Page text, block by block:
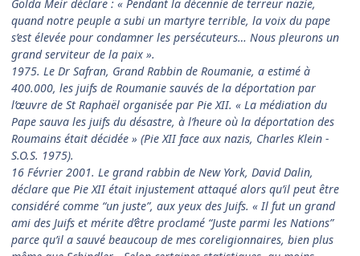
Golda Meir déclare : « Pendant la décennie de terreur nazie,
quand notre peuple a subi un martyre terrible, la voix du pape
s’est élevée pour condamner les persécuteurs… Nous pleurons un
grand serviteur de la paix ».
1975. Le Dr Safran, Grand Rabbin de Roumanie, a estimé à
400.000, les juifs de Roumanie sauvés de la déportation par
l’œuvre de St Raphaël organisée par Pie XII. « La médiation du
Pape sauva les juifs du désastre, à l’heure où la déportation des
Roumains était décidée » (Pie XII face aux nazis, Charles Klein -
S.O.S. 1975).
16 Février 2001. Le grand rabbin de New York, David Dalin,
déclare que Pie XII était injustement attaqué alors qu’il peut être
considéré comme “un juste”, aux yeux des Juifs. « Il fut un grand
ami des Juifs et mérite d’être proclamé “Juste parmi les Nations”
parce qu’il a sauvé beaucoup de mes coreligionnaires, bien plus